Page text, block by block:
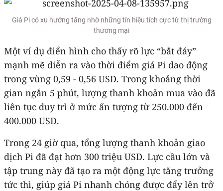
Giá Pi có xu hướng tăng nhờ những tín hiệu tích cực từ thị trường
thương mại
Một ví dụ điển hình cho thấy rõ lực “bắt đáy”
mạnh mẽ diễn ra vào thời điểm giá Pi dao động
trong vùng 0,59 - 0,56 USD. Trong khoảng thời
gian ngắn 5 phút, lượng thanh khoản mua vào đã
liên tục duy trì ở mức ấn tượng từ 250.000 đến
400.000 USD.
Trong 24 giờ qua, tổng lượng thanh khoản giao
dịch Pi đã đạt hơn 300 triệu USD. Lực cầu lớn và
tập trung này đã tạo ra một động lực tăng trưởng
tức thì, giúp giá Pi nhanh chóng được đẩy lên trở